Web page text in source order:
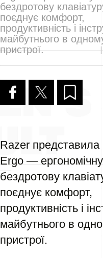
бездротову
поєднує комфорт,
продуктивність і
майбутнього в
пристрої.
Razer представила
Ergo — ергономічну
бездротову
поєднує комфорт,
продуктивність і
майбутнього в
пристрої.